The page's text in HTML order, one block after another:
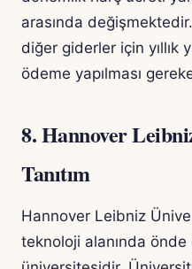
arasında
diğer giderler için yıllık
ödeme yapılması
8. Hannover
Tanıtım
Hannover Leibniz
teknoloji alanında